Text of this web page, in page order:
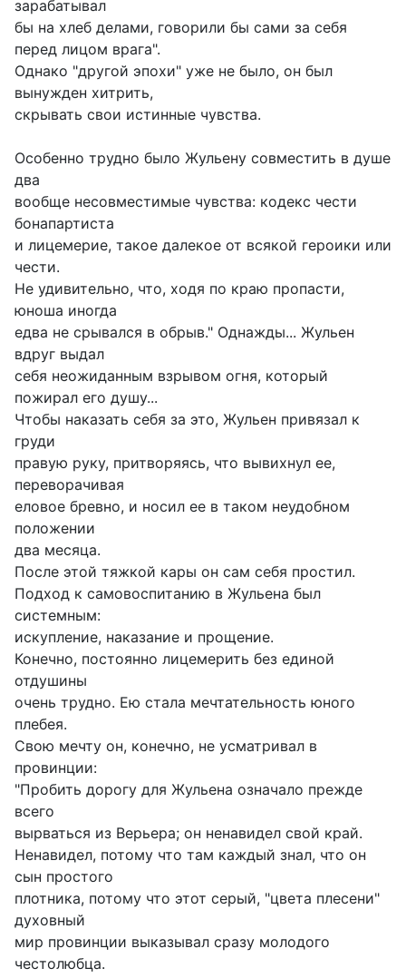
зарабатывал
бы на хлеб делами, говорили бы сами за себя
перед лицом врага".
Однако "другой эпохи" уже не было, он был
вынужден хитрить,
скрывать свои истинные чувства.
Особенно трудно было Жульену совместить в душе
два
вообще несовместимые чувства: кодекс чести
бонапартиста
и лицемерие, такое далекое от всякой героики или
чести.
Не удивительно, что, ходя по краю пропасти,
юноша иногда
едва не срывался в обрыв." Однажды... Жульен
вдруг выдал
себя неожиданным взрывом огня, который
пожирал его душу...
Чтобы наказать себя за это, Жульен привязал к
груди
правую руку, притворяясь, что вывихнул ее,
переворачивая
еловое бревно, и носил ее в таком неудобном
положении
два месяца.
После этой тяжкой кары он сам себя простил.
Подход к самовоспитанию в Жульена был
системным:
искупление, наказание и прощение.
Конечно, постоянно лицемерить без единой
отдушины
очень трудно. Ею стала мечтательность юного
плебея.
Свою мечту он, конечно, не усматривал в
провинции:
"Пробить дорогу для Жульена означало прежде
всего
вырваться из Верьера; он ненавидел свой край.
Ненавидел, потому что там каждый знал, что он
сын простого
плотника, потому что этот серый, "цвета плесени"
духовный
мир провинции выказывал сразу молодого
честолюбца.